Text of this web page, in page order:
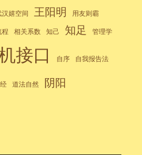
汉嬉空间 王阳明 用友则霸
程 相关系数 知己 知足 管理学
接口 自序 自我报告法
道法自然 阴阳